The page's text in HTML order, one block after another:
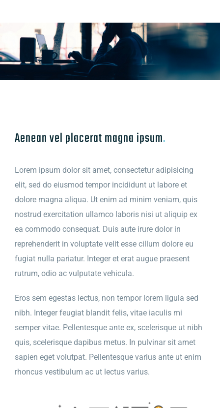
Aenean vel placerat magna ipsum.
Lorem ipsum dolor sit amet, consectetur adipisicing
elit, sed do eiusmod tempor incididunt ut labore et
dolore magna aliqua. Ut enim ad minim veniam, quis
nostrud exercitation ullamco laboris nisi ut aliquip ex
ea commodo consequat. Duis aute irure dolor in
reprehenderit in voluptate velit esse cillum dolore eu
fugiat nulla pariatur. Integer et erat augue praesent
rutrum, odio ac vulputate vehicula.
Eros sem egestas lectus, non tempor lorem ligula sed
nibh. Integer feugiat blandit felis, vitae iaculis mi
semper vitae. Pellentesque ante ex, scelerisque ut nibh
quis, scelerisque dapibus metus. In pulvinar sit amet
sapien eget volutpat. Pellentesque varius ante ut enim
rhoncus vestibulum ac ut lectus varius.